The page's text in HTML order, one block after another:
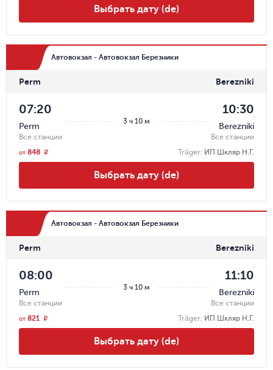
Выбрать дату (de)
Автовокзал - Автовокзал Березники
Perm Berezniki
3 ч 10 м
07:20
Perm
Все станции
10:30
Berezniki
Все станции
Träger: ИП Шкляр Н.Г.
от 848 r
Выбрать дату (de)
Автовокзал - Автовокзал Березники
Perm Berezniki
3 ч 10 м
08:00
Perm
Все станции
11:10
Berezniki
Все станции
Träger: ИП Шкляр Н.Г.
от 821 r
Выбрать дату (de)